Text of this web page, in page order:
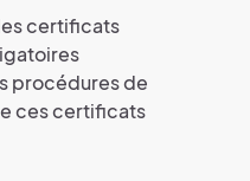
certificats
procédures de
ces certificats